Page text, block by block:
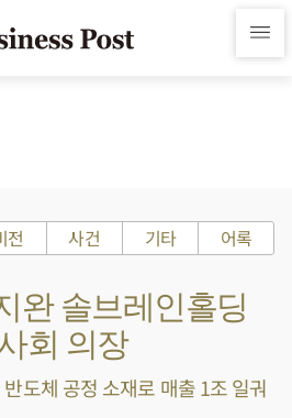
전 사건 기타 어록
완 솔브레인홀딩
회 의장
도체 공정 소재로 매출 1조 일궈